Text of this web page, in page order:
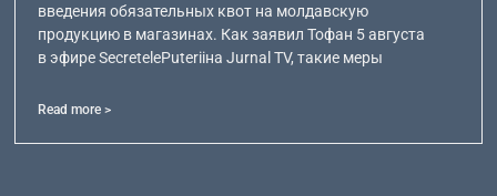
введения обязательных квот на молдавскую
продукцию в магазинах. Как заявил Тофан 5 августа
в эфире SecretelePuteriiна Jurnal TV, такие меры
Read more >